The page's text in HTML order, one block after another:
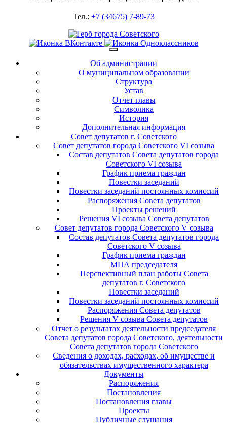
Тел.: +7 (34675) 7-89-73
Об администрации
О муниципальном образовании
Структура
Устав
Отчет главы
Символика
История
Дополнительная информация
Совет депутатов г. Советского
Совет депутатов города Советского VI созыва
Состав депутатов Совета депутатов города
Советского VI созыва
График приема граждан
Повестки заседаний
Повестки заседаний постоянных комиссий
Распоряжения Совета депутатов
Проекты решений
Решения VI созыва Совета депутатов
Совет депутатов города Советского V созыва
Состав депутатов Совета депутатов города
Советского V созыва
График приема граждан
МПА председателя
Перспективный план работы Совета
депутатов г. Советского
Повестки заседаний
Повестки заседаний постоянных комиссий
Распоряжения Совета депутатов
Решения V созыва Совета депутатов
Отчет о результатах деятельности председателя
Совета депутатов города Советского, деятельности
Совета депутатов города Советского
Сведения о доходах, расходах, об имуществе и
обязательствах имущественного характера
Документы
Распоряжения
Постановления
Постановления главы
Проекты
Публичные слушания